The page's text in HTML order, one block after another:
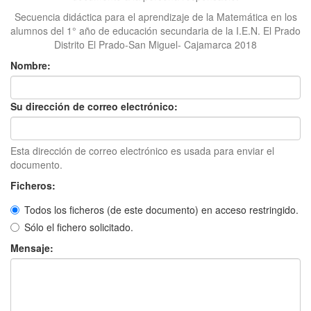
Secuencia didáctica para el aprendizaje de la Matemática en los
alumnos del 1° año de educación secundaria de la I.E.N. El Prado
Distrito El Prado-San Miguel- Cajamarca 2018
Nombre:
Su dirección de correo electrónico:
Esta dirección de correo electrónico es usada para enviar el
documento.
Ficheros:
Todos los ficheros (de este documento) en acceso restringido.
Sólo el fichero solicitado.
Mensaje: